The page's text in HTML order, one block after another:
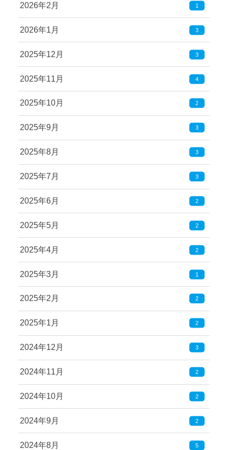
2026年2月 1
2026年1月 3
2025年12月 3
2025年11月 4
2025年10月 2
2025年9月 3
2025年8月 3
2025年7月 3
2025年6月 2
2025年5月 2
2025年4月 2
2025年3月 1
2025年2月 2
2025年1月 2
2024年12月 3
2024年11月 2
2024年10月 2
2024年9月 2
2024年8月 5